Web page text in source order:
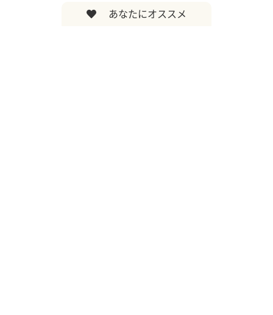
あなたにオススメ